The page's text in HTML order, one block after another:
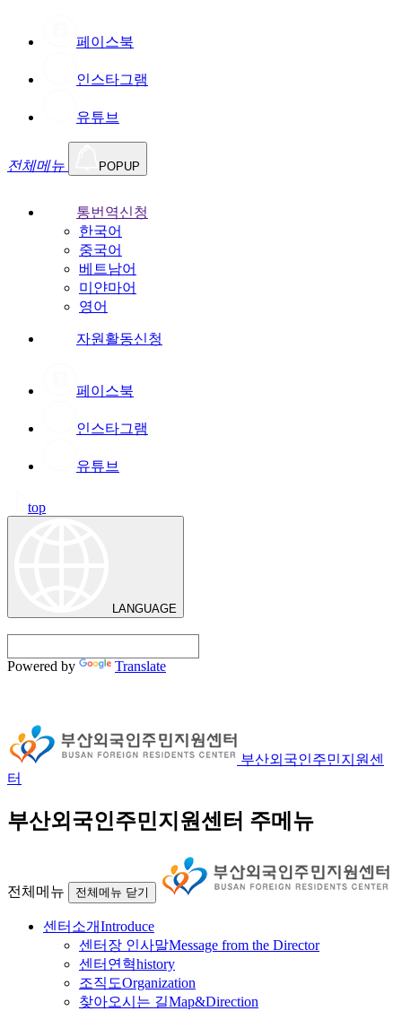
페이스북
인스타그램
유튜브
전체메뉴 POPUP
통번역신청
한국어
중국어
베트남어
미얀마어
영어
자원활동신청
페이스북
인스타그램
유튜브
top
LANGUAGE
Powered by Translate
부산외국인주민지원센
터
부산외국인주민지원센터 주메뉴
전체메뉴 전체메뉴 닫기
센터소개Introduce
센터장 인사말Message from the Director
센터연혁history
조직도Organization
찾아오시는 길Map&Direction